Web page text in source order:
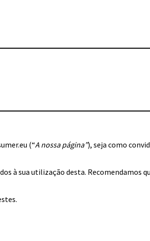
(“A nossa página”), seja como
à sua utilização desta. Recomendamos